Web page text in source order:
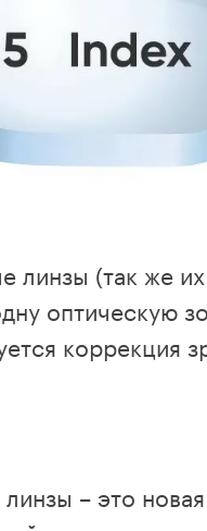
линзы (так же
оптическую
коррекция
– это